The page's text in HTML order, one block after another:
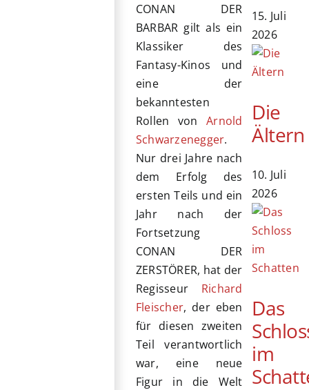
CONAN DER
BARBAR gilt als ein
Klassiker des
Fantasy-Kinos und
eine der
bekanntesten
Rollen vonArnold
Schwarzenegger.
Nur drei Jahre nach
dem Erfolg des
ersten Teils und ein
Jahr nach der
Fortsetzung
CONAN DER
ZERSTÖRER, hat der
Regisseur Richard
Fleischer, der eben
für diesen zweiten
Teil verantwortlich
war, eine neue
Figur in die Welt
15. Juli
2026
Die
Ältern
10. Juli
2026
Das
im